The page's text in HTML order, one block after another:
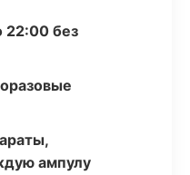
22:00 без
ампулу